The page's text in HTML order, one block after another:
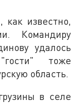
как известно,
Командиру
удалось
тоже
область.
в селе